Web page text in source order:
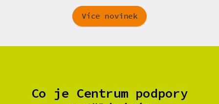
Více novinek
Co je Centrum podpory